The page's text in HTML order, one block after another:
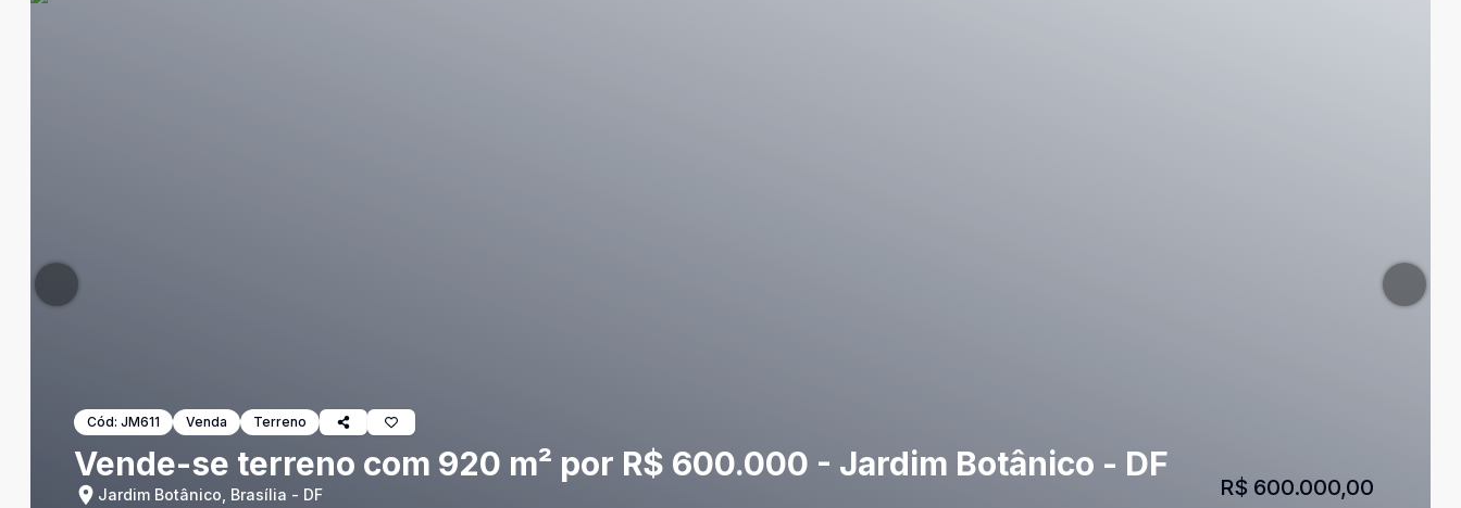
Cód: JM611 Venda Terreno
Vende-se terreno com 920 m² por R$ 600.000 - Jardim Botânico - DF
Jardim Botânico, Brasília - DF R$ 600.000,00